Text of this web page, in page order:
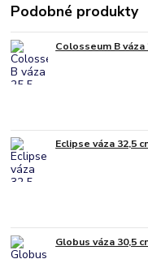
Podobné produkty
Colosseum B váza
Eclipse váza 32,5
Globus váza 30,5